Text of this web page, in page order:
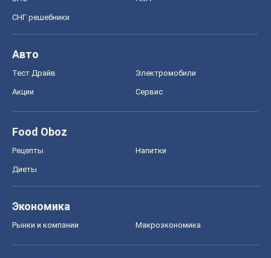
СНГ решебники
Авто
Тест Драйв Электромобили
Акции Сервис
Food Oboz
Рецепты Напитки
Диеты
Экономика
Рынки и компании Mакроэкономика